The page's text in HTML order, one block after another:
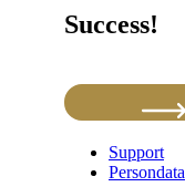
Success!
Support
Persondata